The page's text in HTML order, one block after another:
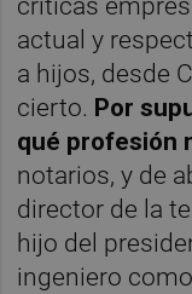
críticas
actual y
a hijos, desde
cierto. Por
qué profesión
notarios, y de
director de la
hijo del
ingeniero